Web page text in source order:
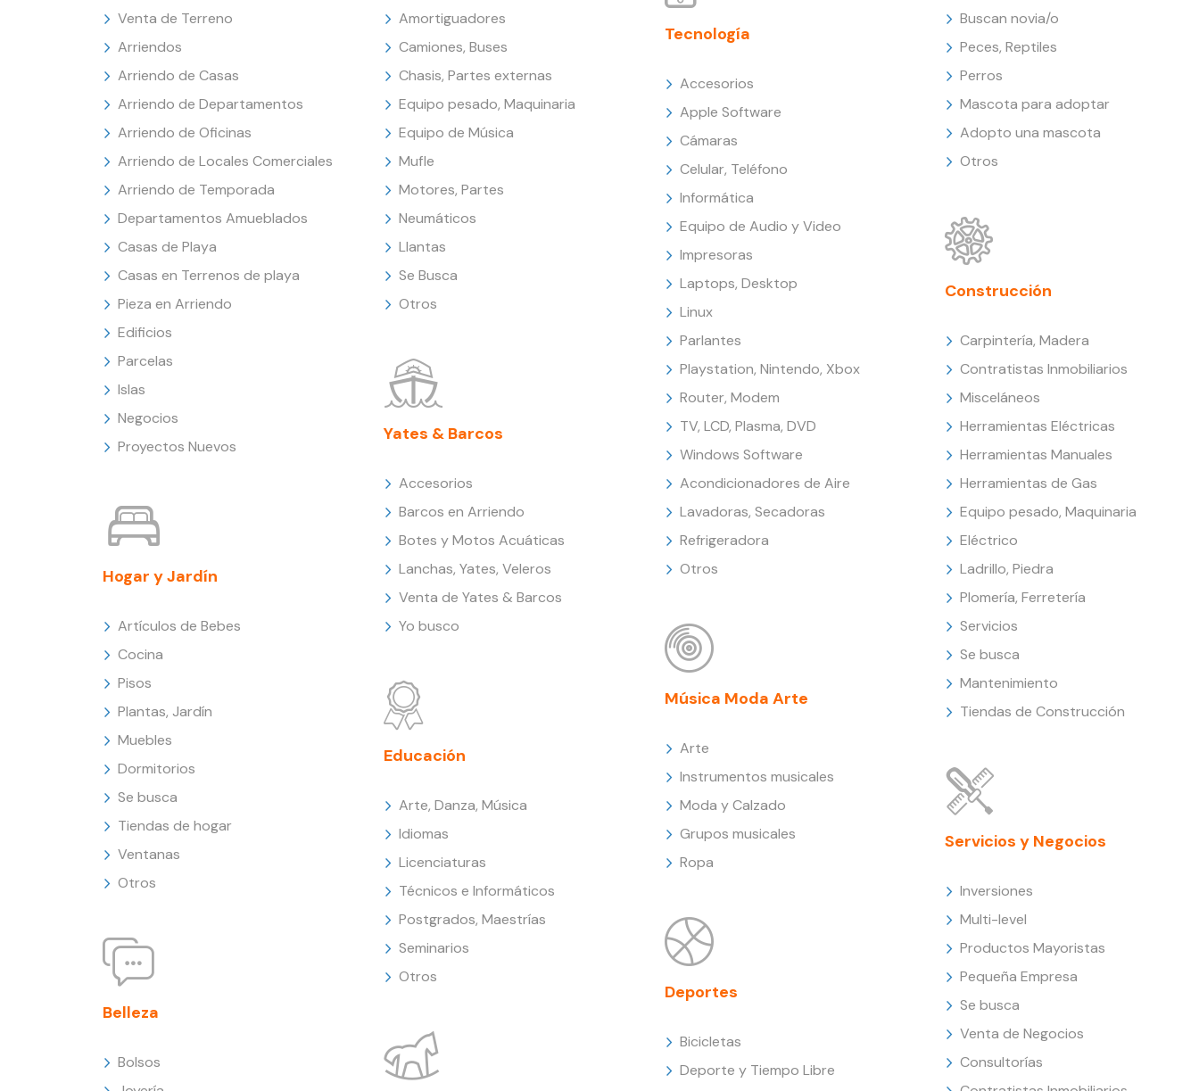
Venta de Terreno
Arriendos
Arriendo de Casas
Arriendo de Departamentos
Arriendo de Oficinas
Arriendo de Locales Comerciales
Arriendo de Temporada
Departamentos Amueblados
Casas de Playa
Casas en Terrenos de playa
Pieza en Arriendo
Edificios
Parcelas
Islas
Negocios
Proyectos Nuevos
Hogar y Jardín
Artículos de Bebes
Cocina
Pisos
Plantas, Jardín
Muebles
Dormitorios
Se busca
Tiendas de hogar
Ventanas
Otros
Belleza
Bolsos
Amortiguadores
Camiones, Buses
Chasis, Partes externas
Equipo pesado, Maquinaria
Equipo de Música
Mufle
Motores, Partes
Neumáticos
Llantas
Se Busca
Otros
Yates & Barcos
Accesorios
Barcos en Arriendo
Botes y Motos Acuáticas
Lanchas, Yates, Veleros
Venta de Yates & Barcos
Yo busco
Educación
Arte, Danza, Música
Idiomas
Licenciaturas
Técnicos e Informáticos
Postgrados, Maestrías
Seminarios
Otros
Tecnología
Accesorios
Apple Software
Cámaras
Celular, Teléfono
Informática
Equipo de Audio y Video
Impresoras
Laptops, Desktop
Linux
Parlantes
Playstation, Nintendo, Xbox
Router, Modem
TV, LCD, Plasma, DVD
Windows Software
Acondicionadores de Aire
Lavadoras, Secadoras
Refrigeradora
Otros
Música Moda Arte
Arte
Instrumentos musicales
Moda y Calzado
Grupos musicales
Ropa
Deportes
Bicicletas
Deporte y Tiempo Libre
Buscan novia/o
Peces, Reptiles
Perros
Mascota para adoptar
Adopto una mascota
Otros
Construcción
Carpintería, Madera
Contratistas Inmobiliarios
Misceláneos
Herramientas Eléctricas
Herramientas Manuales
Herramientas de Gas
Equipo pesado, Maquinaria
Eléctrico
Ladrillo, Piedra
Plomería, Ferretería
Servicios
Se busca
Mantenimiento
Tiendas de Construcción
Servicios y Negocios
Inversiones
Multi-level
Productos Mayoristas
Pequeña Empresa
Se busca
Venta de Negocios
Consultorías